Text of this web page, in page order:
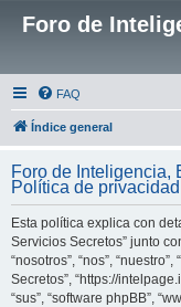
Foro de
FAQ
Índice general
Foro de Inteligencia,
Política de privacidad
Esta política explica con
Servicios Secretos” junto
“nosotros”, “nos”,
Secretos”, “https://
“sus”, “software phpBB”,